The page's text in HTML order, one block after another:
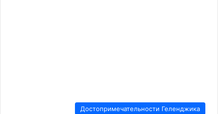
Достопримечательности Геленджика